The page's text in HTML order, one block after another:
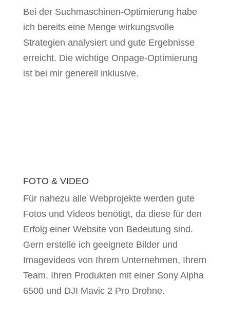
Bei der Suchmaschinen-Optimierung habe
ich bereits eine Menge wirkungsvolle
Strategien analysiert und gute Ergebnisse
erreicht. Die wichtige Onpage-Optimierung
ist bei mir generell inklusive.
FOTO & VIDEO
Für nahezu alle Webprojekte werden gute
Fotos und Videos benötigt, da diese für den
Erfolg einer Website von Bedeutung sind.
Gern erstelle ich geeignete Bilder und
Imagevideos von Ihrem Unternehmen, Ihrem
Team, Ihren Produkten mit einer Sony Alpha
6500 und DJI Mavic 2 Pro Drohne.